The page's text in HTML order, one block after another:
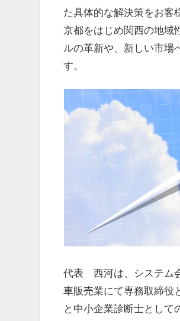
た具体的な解決策をお客
京都をはじめ関西の地域
ルの革新や、新しい市場
す。
代表 西河は、システム
車販売業にて専務取締役
と中小企業診断士として